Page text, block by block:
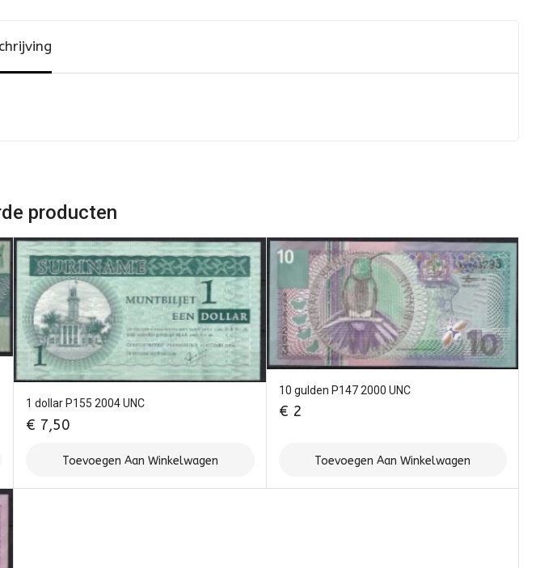
producten
1 dollar P155 2004 UNC
€ 7,50
Toevoegen Aan Winkelwagen
10 gulden P147 2000 UNC
€ 2
Toevoegen Aan Winkelwagen